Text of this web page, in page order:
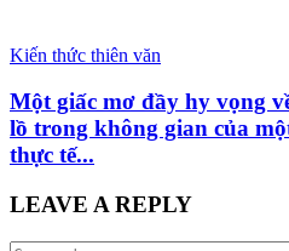
Kiến thức thiên văn
Một giấc mơ đầy hy vọng
lồ trong không gian của
thực tế...
LEAVE A REPLY